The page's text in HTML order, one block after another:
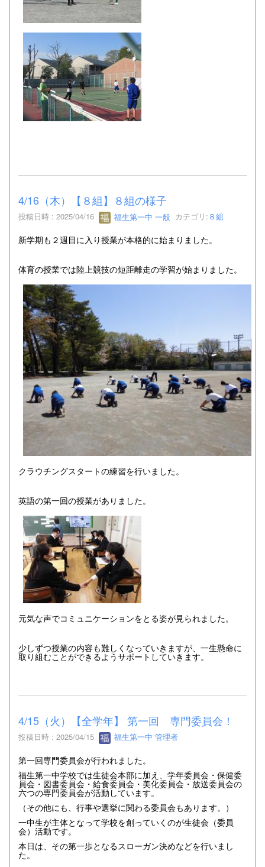
4/16（木）【８組】８組の様子
投稿日時 : 2025/04/16 福生第一中 一般 カテゴリ: ８組
新学期も２週目に入り授業が本格的に始まりました。
体育の授業では陸上競技の短距離走の学習が始まりました。
クラウチングスタートの練習を行いました。
英語の第一回の授業がありました。
元気な声でコミュニケーションをとる姿が見られました。
少しずつ授業の内容も難しくなっていきますが、一生懸命に
取り組むことができるようサポートしていきます。
4/15（火）【全学年】 第一回 専門委員会！
投稿日時 : 2025/04/15 福生第一中 管理者
第一回専門委員会が行われました。
福生第一中学校では生徒会本部に加え、学年委員会・保健委
員会・図書委員会・給食委員会・美化委員会・放送委員会の
六つの専門委員会が活動しています。
（その他にも、行事や選挙に関わる委員会もあります。）
一中生が主体となって学校を創っていくのが生徒会（委員
会）活動です。
本日は、その第一歩となるスローガン決めなどを行いまし
た。